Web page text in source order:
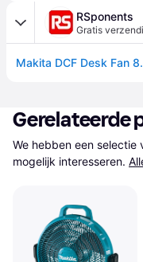
RSponents
Gratis
Gerelateerde
We hebben een
mogelijk interesseren.